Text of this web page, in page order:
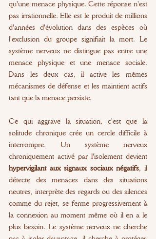
qu'une menace physique. Cette réponse n'est
pas irrationnelle. Elle est le produit de millions
d'années d'évolution dans des espèces où
l'exclusion du groupe signifiait la mort. Le
système nerveux ne distingue pas entre une
menace physique et une menace sociale.
Dans les deux cas, il active les mêmes
mécanismes de défense et les maintient actifs
tant que la menace persiste.
Ce qui aggrave la situation, c'est que la
solitude chronique crée un cercle difficile à
interrompre. Un système nerveux
hypervigilant aux signaux sociaux négatifs, il
détecte des menaces dans des situations
neutres, interprète des regards ou des silences
comme du rejet, se ferme progressivement à
la connexion au moment même où il en a le
plus besoin. Le système nerveux ne cherche